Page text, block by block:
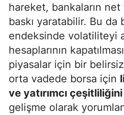
hareket, bankaların
baskı yaratabilir. Bu da
endeksinde volatiliteyi
hesaplarının
piyasalar için bir
orta vadede borsa için
ve yatırımcı
gelişme olarak